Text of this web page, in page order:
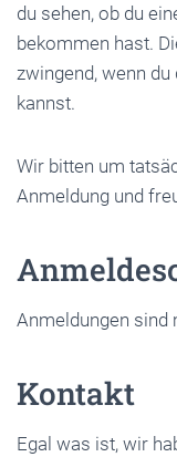
du sehen, ob du
bekommen hast.
zwingend, wenn
kannst.
Wir bitten um
Anmeldung und
Anmeldungen sind
Kontakt
Egal was ist, wir